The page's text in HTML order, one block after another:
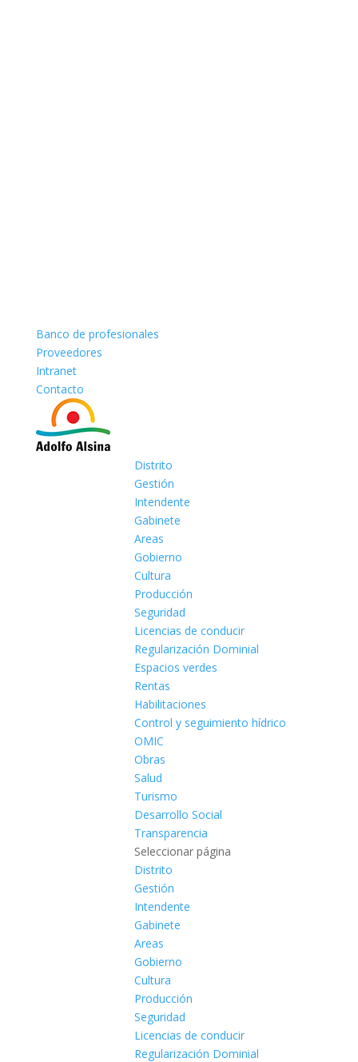
Banco de profesionales
Proveedores
Intranet
Contacto
Distrito
Gestión
Intendente
Gabinete
Areas
Gobierno
Cultura
Producción
Seguridad
Licencias de conducir
Regularización Dominial
Espacios verdes
Rentas
Habilitaciones
Control y seguimiento hídrico
OMIC
Obras
Salud
Turismo
Desarrollo Social
Transparencia
Seleccionar página
Distrito
Gestión
Intendente
Gabinete
Areas
Gobierno
Cultura
Producción
Seguridad
Licencias de conducir
Regularización Dominial